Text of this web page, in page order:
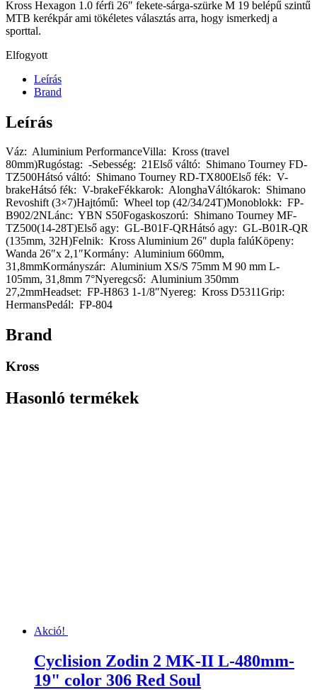
Kross Hexagon 1.0 férfi 26″ fekete-sárga-szürke M 19 belépű szintű
MTB kerékpár ami tökéletes választás arra, hogy ismerkedj a
sporttal.
Elfogyott
Leírás
Brand
Leírás
Váz: Aluminium PerformanceVilla: Kross (travel
80mm)Rugóstag: -Sebesség: 21Első váltó: Shimano Tourney FD-
TZ500Hátsó váltó: Shimano Tourney RD-TX800Első fék: V-
brakeHátsó fék: V-brakeFékkarok: AlonghaVáltókarok: Shimano
Revoshift (3×7)Hajtómű: Wheel top (42/34/24T)Monoblokk: FP-
B902/2NLánc: YBN S50Fogaskoszorú: Shimano Tourney MF-
TZ500(14-28T)Első agy: GL-B01F-QRHátsó agy: GL-B01R-QR
(135mm, 32H)Felnik: Kross Aluminium 26″ dupla falúKöpeny:
Wanda 26″x 2,1″Kormány: Aluminium 660mm,
31,8mmKormányszár: Aluminium XS/S 75mm M 90 mm L-
105mm, 31,8mm 7°Nyeregcső: Aluminium 350mm
27,2mmHeadset: FP-H863 1-1/8″Nyereg: Kross D5311Grip:
HermansPedál: FP-804
Brand
Kross
Hasonló termékek
Akció!
Cyclision Zodin 2 MK-II L-480mm-
19" color 306 Red Soul